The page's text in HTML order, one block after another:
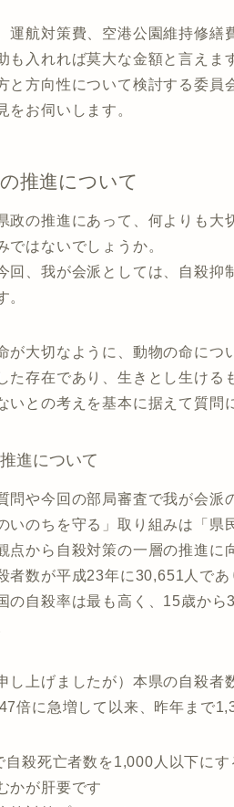
運航対策費、空港公園維持修繕
も入れれば莫大な金額と言えま
と方向性について検討する委員
をお伺いします。
推進について
政の推進にあって、何よりも大
ではないでしょうか。
回、我が会派としては、自殺抑
。
が大切なように、動物の命につ
た存在であり、生きとし生ける
いとの考えを基本に据えて質問
進について
問や今回の部局審査で我が会派
いのちを守る」取り組みは「県
点から自殺対策の一層の推進に
者数が平成23年に30,651人で
の自殺率は最も高く、15歳から
し上げましたが）本県の自殺
倍に急増して以来、昨年まで
殺死亡者数を1,000人以下に
かが肝要です